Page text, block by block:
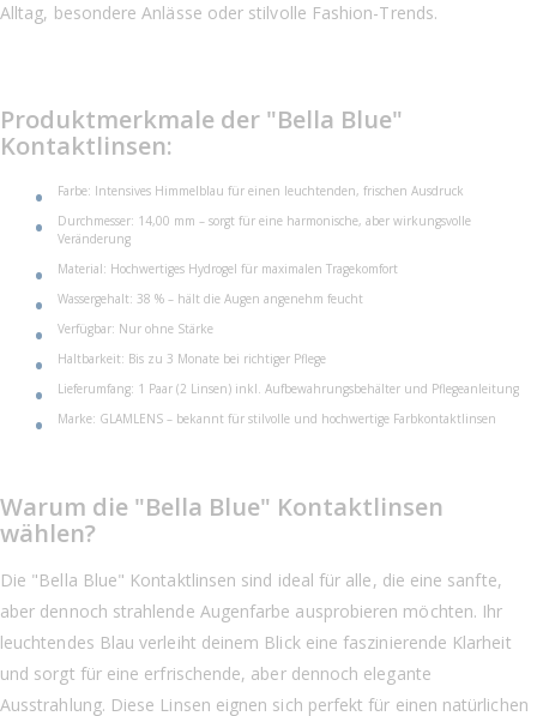
Alltag, besondere Anlässe oder stilvolle Fashion-Trends.
Produktmerkmale der "Bella Blue"
Kontaktlinsen:
Farbe: Intensives Himmelblau für einen leuchtenden, frischen Ausdruck
Durchmesser: 14,00 mm – sorgt für eine harmonische, aber wirkungsvolle
Veränderung
Material: Hochwertiges Hydrogel für maximalen Tragekomfort
Wassergehalt: 38 % – hält die Augen angenehm feucht
Verfügbar: Nur ohne Stärke
Haltbarkeit: Bis zu 3 Monate bei richtiger Pflege
Lieferumfang: 1 Paar (2 Linsen) inkl. Aufbewahrungsbehälter und Pflegeanleitung
Marke: GLAMLENS – bekannt für stilvolle und hochwertige Farbkontaktlinsen
Warum die "Bella Blue" Kontaktlinsen
wählen?
Die "Bella Blue" Kontaktlinsen sind ideal für alle, die eine sanfte,
aber dennoch strahlende Augenfarbe ausprobieren möchten. Ihr
leuchtendes Blau verleiht deinem Blick eine faszinierende Klarheit
und sorgt für eine erfrischende, aber dennoch elegante
Ausstrahlung. Diese Linsen eignen sich perfekt für einen natürlichen